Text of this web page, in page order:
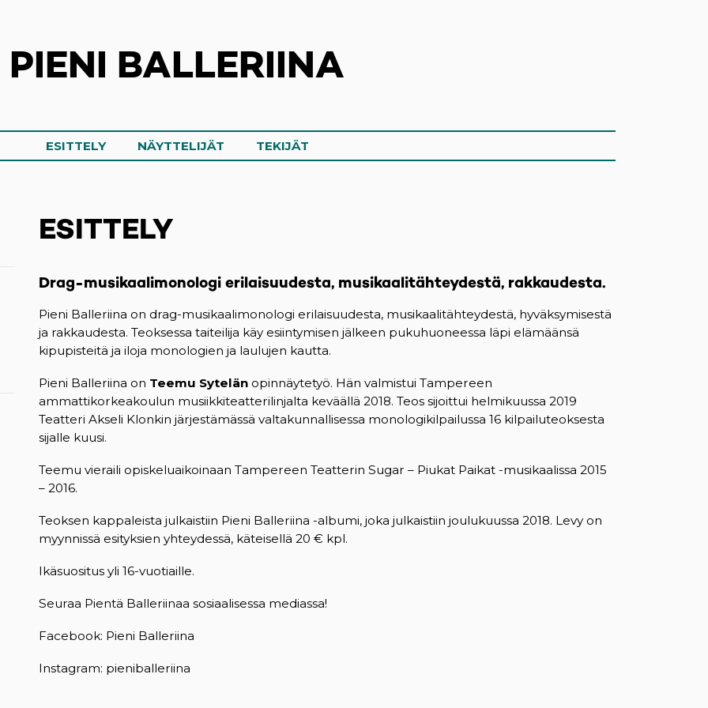
PIENI BALLERIINA
ESITTELY NÄYTTELIJÄT TEKIJÄT
ESITTELY
Drag-musikaalimonologi erilaisuudesta, musikaalitähteydestä, rakkaudesta.
Pieni Balleriina on drag-musikaalimonologi erilaisuudesta, musikaalitähteydestä, hyväksymisestä
ja rakkaudesta. Teoksessa taiteilija käy esiintymisen jälkeen pukuhuoneessa läpi elämäänsä
kipupisteitä ja iloja monologien ja laulujen kautta.
Pieni Balleriina on Teemu Sytelän opinnäytetyö. Hän valmistui Tampereen
ammattikorkeakoulun musiikkiteatterilinjalta keväällä 2018. Teos sijoittui helmikuussa 2019
Teatteri Akseli Klonkin järjestämässä valtakunnallisessa monologikilpailussa 16 kilpailuteoksesta
sijalle kuusi.
Teemu vieraili opiskeluaikoinaan Tampereen Teatterin Sugar – Piukat Paikat -musikaalissa 2015
– 2016.
Teoksen kappaleista julkaistiin Pieni Balleriina -albumi, joka julkaistiin joulukuussa 2018. Levy on
myynnissä esityksien yhteydessä, käteisellä 20 € kpl.
Ikäsuositus yli 16-vuotiaille.
Seuraa Pientä Balleriinaa sosiaalisessa mediassa!
Facebook: Pieni Balleriina
Instagram: pieniballeriina